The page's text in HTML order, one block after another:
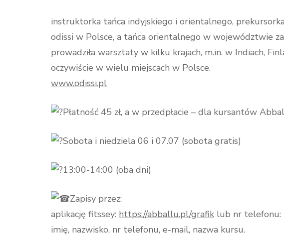
instruktorka tańca indyjskiego i orientalnego,
odissi w Polsce, a tańca orientalnego w województwie
prowadziła warsztaty w kilku krajach, m.in. w Indiach,
oczywiście w wielu miejscach w Polsce.
www.odissi.pl
Płatność 45 zł, a w przedpłacie – dla kursantów
Sobota i niedziela 06 i 07.07 (sobota gratis)
13:00-14:00 (oba dni)
Zapisy przez:
aplikację fitssey: https://abballu.pl/grafik lub nr telefonu:
imię, nazwisko, nr telefonu, e-mail, nazwa kursu.